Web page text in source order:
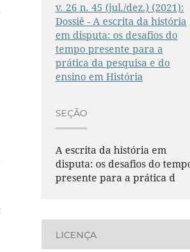
v. 26 n. 45 (jul./dez.) (2021):
Dossiê - A escrita da história
em disputa: os desafios do
tempo presente para a
prática da pesquisa e do
ensino em História
SEÇÃO
A escrita da história em
disputa: os desafios do
presente para a prática d
LICENÇA